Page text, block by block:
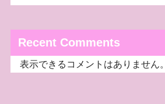
Recent Comments
表示できるコメントはありません。